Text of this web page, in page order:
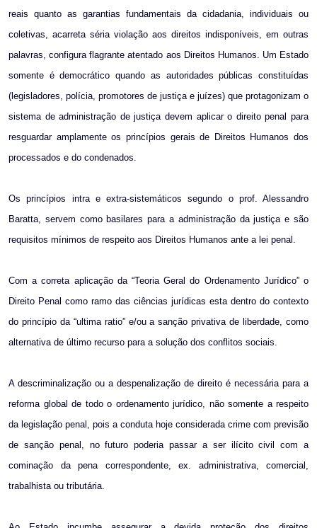
reais quanto as garantias fundamentais da cidadania, individuais ou
coletivas, acarreta séria violação aos direitos indisponíveis, em outras
palavras, configura flagrante atentado aos Direitos Humanos. Um Estado
somente é democrático quando as autoridades públicas constituídas
(legisladores, polícia, promotores de justiça e juízes) que protagonizam o
sistema de administração de justiça devem aplicar o direito penal para
resguardar amplamente os princípios gerais de Direitos Humanos dos
processados e do condenados.
Os princípios intra e extra-sistemáticos segundo o prof. Alessandro
Baratta, servem como basilares para a administração da justiça e são
requisitos mínimos de respeito aos Direitos Humanos ante a lei penal.
Com a correta aplicação da “Teoria Geral do Ordenamento Jurídico” o
Direito Penal como ramo das ciências jurídicas esta dentro do contexto
do princípio da “ultima ratio” e/ou a sanção privativa de liberdade, como
alternativa de último recurso para a solução dos conflitos sociais.
A descriminalização ou a despenalização de direito é necessária para a
reforma global de todo o ordenamento jurídico, não somente a respeito
da legislação penal, pois a conduta hoje considerada crime com previsão
de sanção penal, no futuro poderia passar a ser ilícito civil com a
cominação da pena correspondente, ex. administrativa, comercial,
trabalhista ou tributária.